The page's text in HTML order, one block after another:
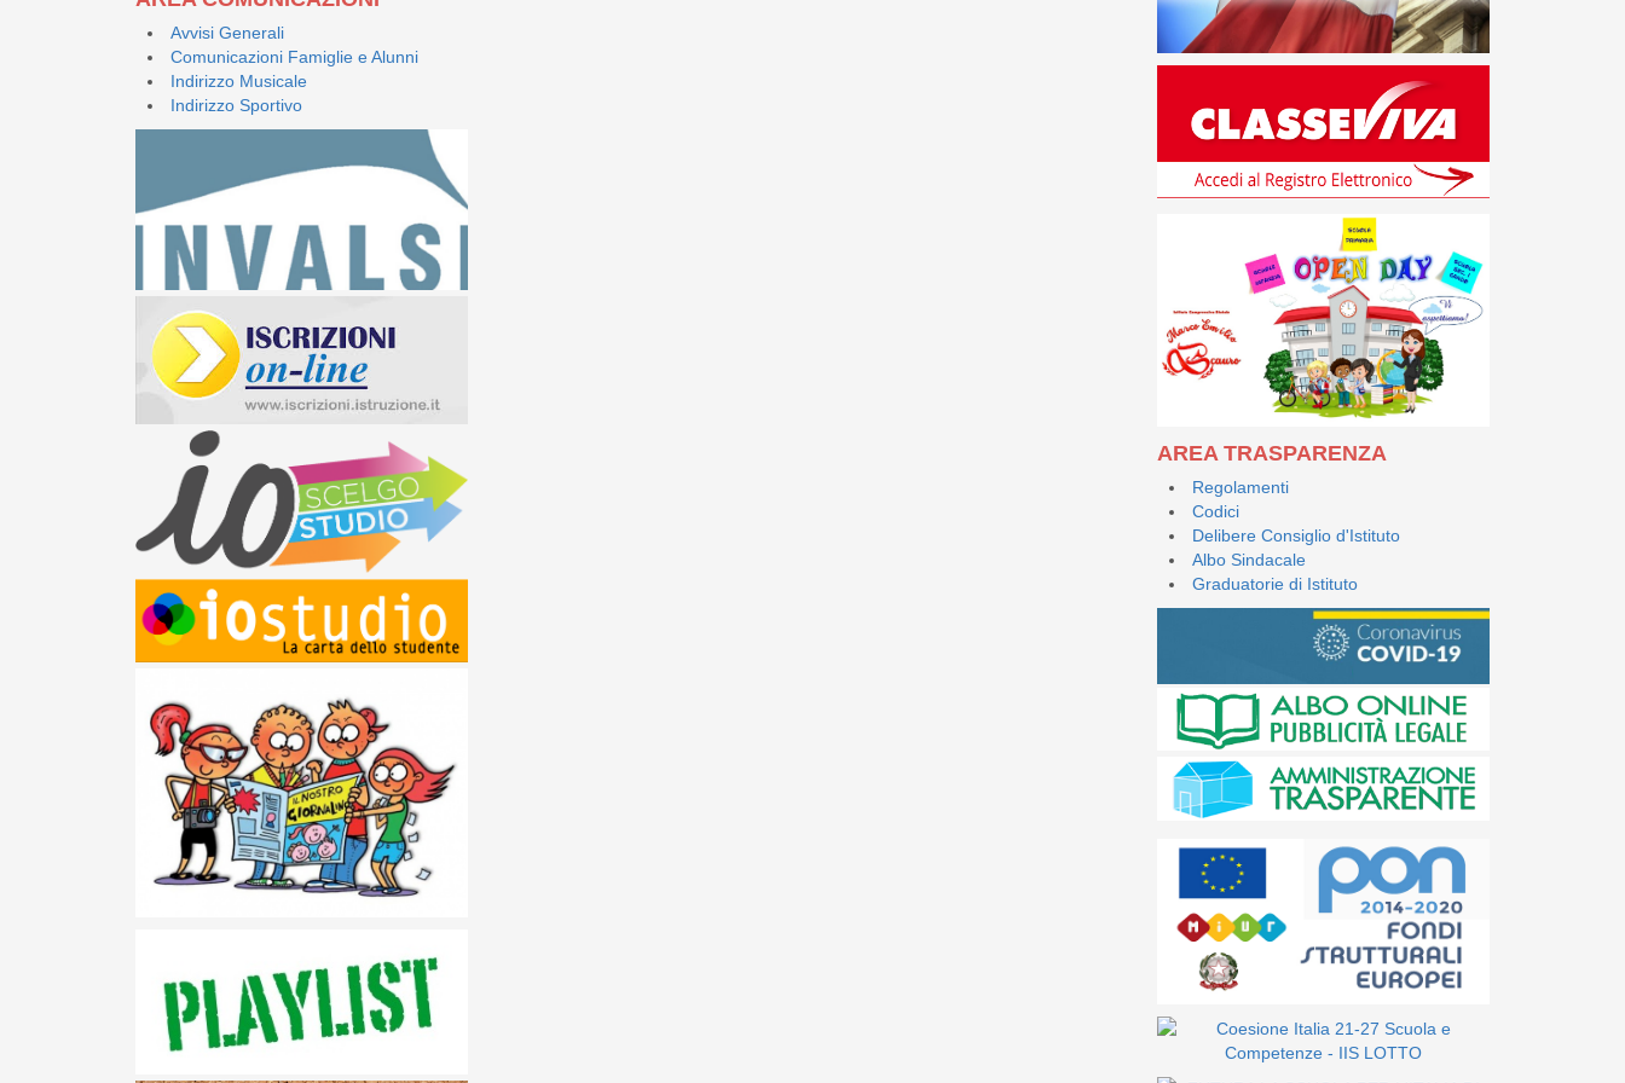
Avvisi Generali
Comunicazioni Famiglie e Alunni
Indirizzo Musicale
Indirizzo Sportivo
AREA TRASPARENZA
Regolamenti
Codici
Delibere Consiglio d'Istituto
Albo Sindacale
Graduatorie di Istituto